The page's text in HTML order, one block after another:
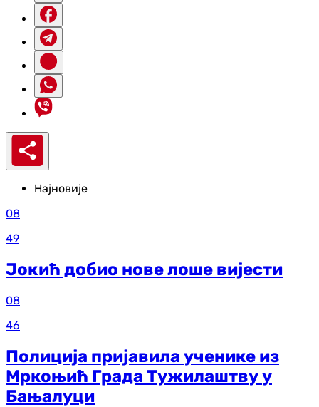
Најновије
08
49
Јокић добио нове лоше вијести
08
46
Полиција пријавила ученике из
Мркоњић Града Тужилаштву у
Бањалуци